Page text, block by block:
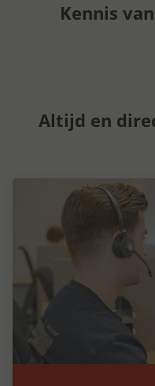
Kennis
Altijd en